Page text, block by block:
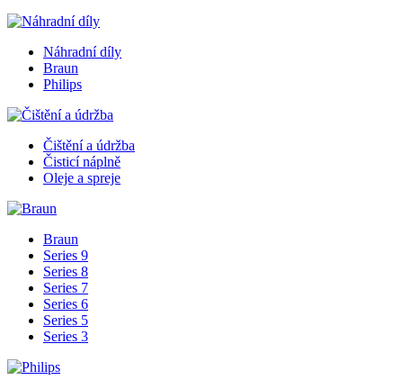
Náhradní díly
Braun
Philips
Čištění a údržba
Čisticí náplně
Oleje a spreje
Braun
Series 9
Series 8
Series 7
Series 6
Series 5
Series 3